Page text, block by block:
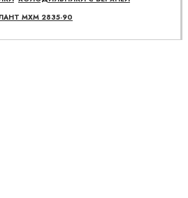
МХМ 2835-90